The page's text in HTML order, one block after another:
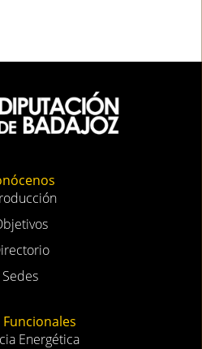
Sedes
Energética